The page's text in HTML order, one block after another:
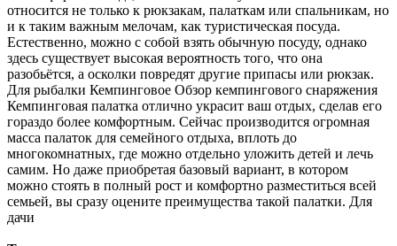
относится не только к рюкзакам, палаткам или спальникам, но
и к таким важным мелочам, как туристическая посуда.
Естественно, можно с собой взять обычную посуду, однако
здесь существует высокая вероятность того, что она
разобьётся, а осколки повредят другие припасы или рюкзак.
Для рыбалки Кемпинговое Обзор кемпингового снаряжения
Кемпинговая палатка отлично украсит ваш отдых, сделав его
гораздо более комфортным. Сейчас производится огромная
масса палаток для семейного отдыха, вплоть до
многокомнатных, где можно отдельно уложить детей и лечь
самим. Но даже приобретая базовый вариант, в котором
можно стоять в полный рост и комфортно разместиться всей
семьей, вы сразу оцените преимущества такой палатки. Для
дачи